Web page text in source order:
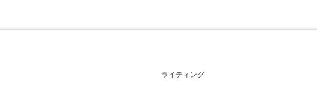
ライティング